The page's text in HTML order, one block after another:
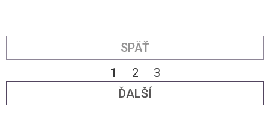
SPÄŤ
1
2
3
ĎALŠÍ